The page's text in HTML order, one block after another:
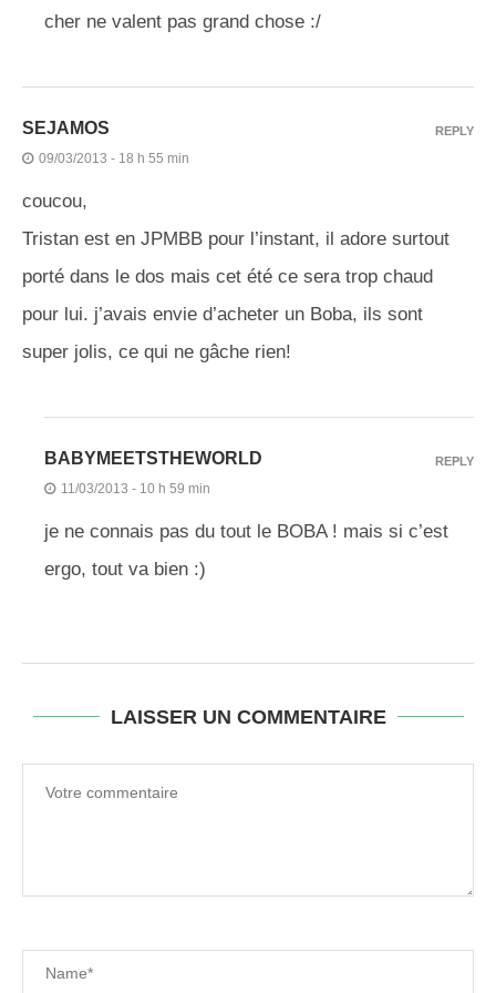
cher ne valent pas grand chose :/
SEJAMOS
09/03/2013 - 18 h 55 min
coucou,
Tristan est en JPMBB pour l’instant, il adore surtout
porté dans le dos mais cet été ce sera trop chaud
pour lui. j’avais envie d’acheter un Boba, ils sont
super jolis, ce qui ne gâche rien!
REPLY
BABYMEETSTHEWORLD
11/03/2013 - 10 h 59 min
je ne connais pas du tout le BOBA ! mais si c’est
ergo, tout va bien :)
REPLY
LAISSER UN COMMENTAIRE